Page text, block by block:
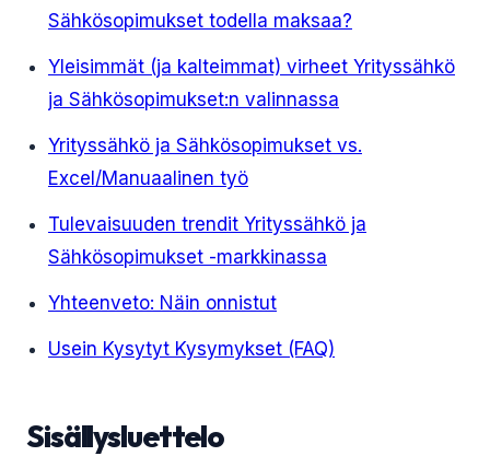
Sähkösopimukset todella maksaa?
Yleisimmät (ja kalteimmat) virheet Yrityssähkö
ja Sähkösopimukset:n valinnassa
Yrityssähkö ja Sähkösopimukset vs.
Excel/Manuaalinen työ
Tulevaisuuden trendit Yrityssähkö ja
Sähkösopimukset -markkinassa
Yhteenveto: Näin onnistut
Usein Kysytyt Kysymykset (FAQ)
Sisällysluettelo